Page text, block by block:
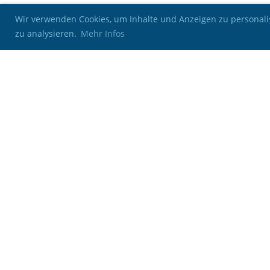
Wir verwenden Cookies, um Inhalte und Anzeigen zu
zu analysieren. Mehr Infos